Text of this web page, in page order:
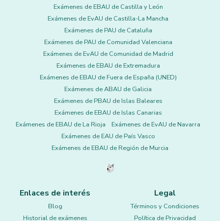
Exámenes de EBAU de Castilla y León
Exámenes de EvAU de Castilla-La Mancha
Exámenes de PAU de Cataluña
Exámenes de PAU de Comunidad Valenciana
Exámenes de EvAU de Comunidad de Madrid
Exámenes de EBAU de Extremadura
Exámenes de EBAU de Fuera de España (UNED)
Exámenes de ABAU de Galicia
Exámenes de PBAU de Islas Baleares
Exámenes de EBAU de Islas Canarias
Exámenes de EBAU de La Rioja
Exámenes de EvAU de Navarra
Exámenes de EAU de País Vasco
Exámenes de EBAU de Región de Murcia
Enlaces de interés
Blog
Historial de exámenes
Legal
Términos y Condiciones
Política de Privacidad